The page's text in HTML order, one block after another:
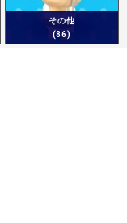
その他
(86)